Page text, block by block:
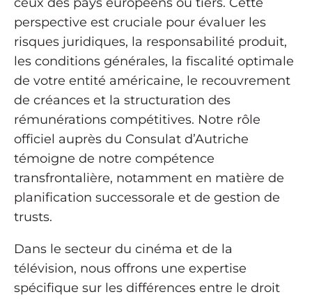
perspective est cruciale pour évaluer les
risques juridiques, la responsabilité produit,
les conditions générales, la fiscalité optimale
de votre entité américaine, le recouvrement
de créances et la structuration des
rémunérations compétitives. Notre rôle
officiel auprès du Consulat d’Autriche
témoigne de notre compétence
transfrontalière, notamment en matière de
planification successorale et de gestion de
trusts.
Dans le secteur du cinéma et de la
télévision, nous offrons une expertise
spécifique sur les différences entre le droit